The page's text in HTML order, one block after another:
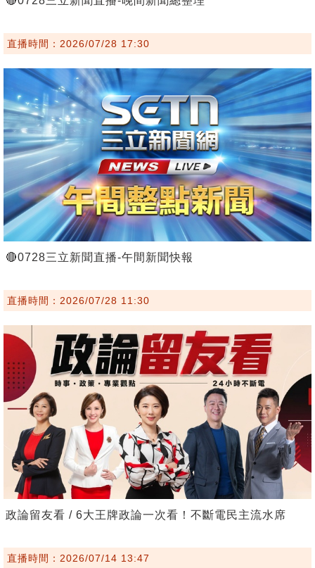
直播時間：2026/07/28 17:30
🔴0728三立新聞直播-午間新聞快報
直播時間：2026/07/28 11:30
政論留友看 / 6大王牌政論一次看！不斷電民主流水席
直播時間：2026/07/14 13:47